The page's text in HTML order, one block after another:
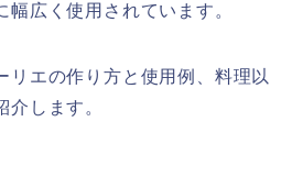
幅広く使用されています。
リエの作り方と使用例、料理以
します。